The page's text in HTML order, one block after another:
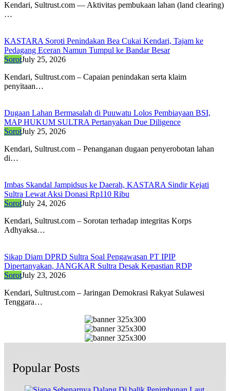
Kendari, ​Sultrust.com — Aktivitas pembukaan lahan (land clearing)
…
KASTARA Soroti Penindakan Bea Cukai Kendari, Tajam ke
Pedagang Eceran Namun Tumpul ke Bandar Besar
SorotJuly 25, 2026
Kendari, Sultrust.com – Capaian penindakan serta klaim
penyitaan…
Dugaan Lahan Bermasalah di Puuwatu Lolos Pembiayaan BSI,
MAP HUKUM SULTRA Pertanyakan Due Diligence
SorotJuly 25, 2026
Kendari, Sultrust.com – Penanganan dugaan penyerobotan lahan
di…
Imbas Skandal Jampidsus ke Daerah, KASTARA Sindir Kejati
Sultra Lewat Aksi Donasi Rp110 Ribu
SorotJuly 24, 2026
Kendari, Sultrust.com – Sorotan terhadap integritas Korps
Adhyaksa…
Sikap Diam DPRD Sultra Soal Pengawasan PT IPIP
Dipertanyakan, JANGKAR Sultra Desak Kepastian RDP
SorotJuly 23, 2026
Kendari, Sultrust.com – Jaringan Demokrasi Rakyat Sulawesi
Tenggara…
Popular Posts